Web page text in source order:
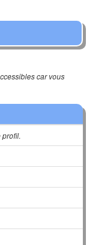
car vous